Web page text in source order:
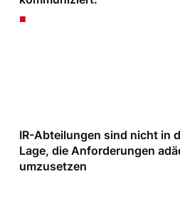
IR-Abteilungen sind nicht in
Lage, die Anforderungen
umzusetzen